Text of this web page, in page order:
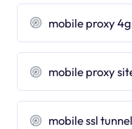
mobile proxy 4g
mobile proxy
mobile ssl